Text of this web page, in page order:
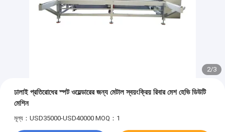
2/3
ঢালাই প্রতিরোধের স্পট ওয়েল্ডারের জন্য মেটাল স্বয়ংক্রিয় রিবার মেশ হেভি ডিউটি ​​
মেশিন
মূল্য：USD35000-USD40000 MOQ：1